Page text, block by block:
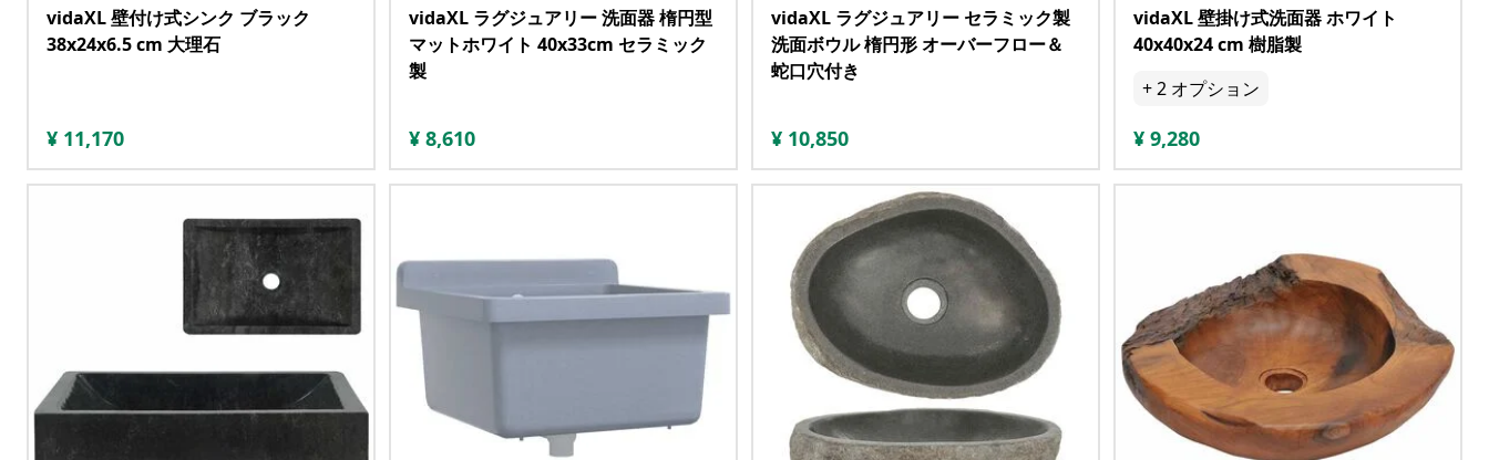
vidaXL 壁付け式シンク ブラック
38x24x6.5 cm 大理石
¥ 11,170
vidaXL ラグジュアリー 洗面器 楕円型
マットホワイト 40x33cm セラミック
製
¥ 8,610
vidaXL ラグジュアリー セラミック製
洗面ボウル 楕円形 オーバーフロー＆
蛇口穴付き
¥ 10,850
vidaXL 壁掛け式洗面器 ホワイト
40x40x24 cm 樹脂製
+2 オプション
¥ 9,280